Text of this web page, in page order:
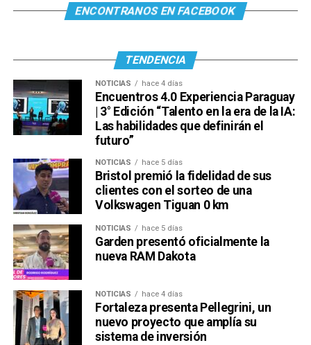
ENCONTRANOS EN FACEBOOK
TENDENCIA
NOTICIAS hace 4 días
Encuentros 4.0 Experiencia Paraguay
| 3° Edición “Talento en la era de la IA:
Las habilidades que definirán el
futuro”
NOTICIAS hace 5 días
Bristol premió la fidelidad de sus
clientes con el sorteo de una
Volkswagen Tiguan 0 km
NOTICIAS hace 5 días
Garden presentó oficialmente la
nueva RAM Dakota
NOTICIAS hace 4 días
Fortaleza presenta Pellegrini, un
nuevo proyecto que amplía su
sistema de inversión